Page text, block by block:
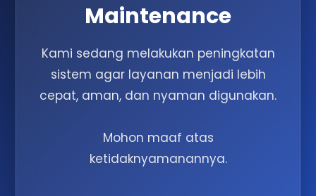
Maintenance
Kami sedang melakukan peningkatan
sistem agar layanan menjadi lebih
cepat, aman, dan nyaman digunakan.
Mohon maaf atas
ketidaknyamanannya.